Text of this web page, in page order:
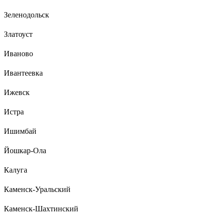
Зеленодольск
Златоуст
Иваново
Ивантеевка
Ижевск
Истра
Ишимбай
Йошкар-Ола
Калуга
Каменск-Уральский
Каменск-Шахтинский